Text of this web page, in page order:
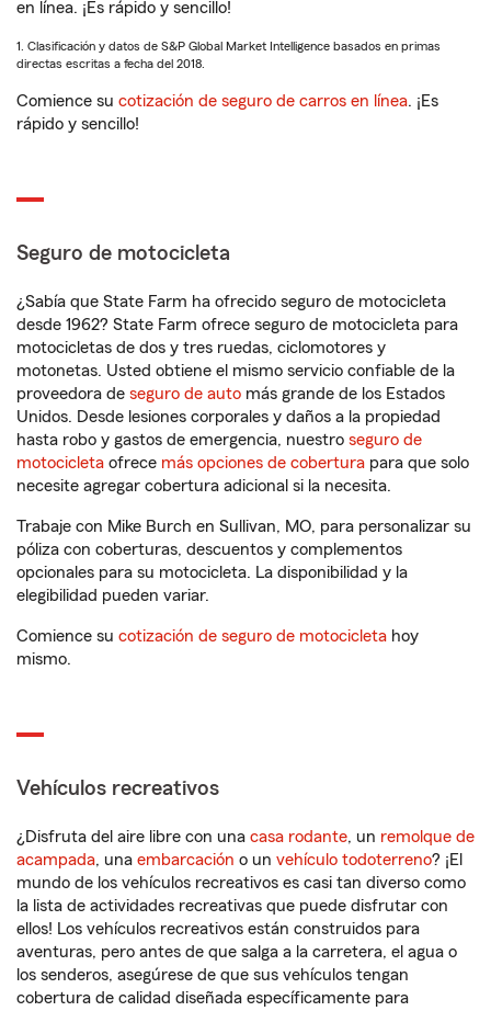
en línea. ¡Es rápido y sencillo!
1. Clasificación y datos de S&P Global Market Intelligence basados en primas
directas escritas a fecha del 2018.
Comience su cotización de seguro de carros en línea. ¡Es
rápido y sencillo!
Seguro de motocicleta
¿Sabía que State Farm ha ofrecido seguro de motocicleta
desde 1962? State Farm ofrece seguro de motocicleta para
motocicletas de dos y tres ruedas, ciclomotores y
motonetas. Usted obtiene el mismo servicio confiable de la
proveedora de seguro de auto más grande de los Estados
Unidos. Desde lesiones corporales y daños a la propiedad
hasta robo y gastos de emergencia, nuestro seguro de
motocicleta ofrece más opciones de cobertura para que solo
necesite agregar cobertura adicional si la necesita.
Trabaje con Mike Burch en Sullivan, MO, para personalizar su
póliza con coberturas, descuentos y complementos
opcionales para su motocicleta. La disponibilidad y la
elegibilidad pueden variar.
Comience su cotización de seguro de motocicleta hoy
mismo.
Vehículos recreativos
¿Disfruta del aire libre con una casa rodante, un remolque de
acampada, una embarcación o un vehículo todoterreno? ¡El
mundo de los vehículos recreativos es casi tan diverso como
la lista de actividades recreativas que puede disfrutar con
ellos! Los vehículos recreativos están construidos para
aventuras, pero antes de que salga a la carretera, el agua o
los senderos, asegúrese de que sus vehículos tengan
cobertura de calidad diseñada específicamente para